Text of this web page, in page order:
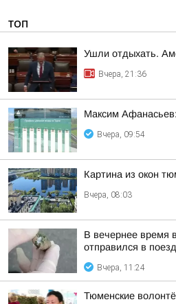
ТОП
Ушли отдыхать.
Вчера, 21:36
Максим
Вчера, 09:54
Картина из окон
Вчера, 08:03
В вечернее время
отправился в
Вчера, 11:24
Тюменские